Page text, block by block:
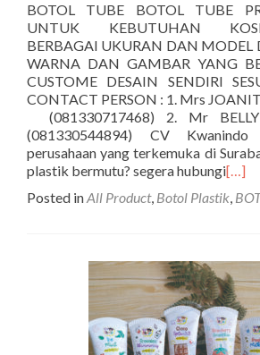
BOTOL TUBE BOTOL TUBE
UNTUK KEBUTUHAN
BERBAGAI UKURAN DAN MODEL
WARNA DAN GAMBAR YANG
CUSTOME DESAIN SENDIRI
CONTACT PERSON : 1. Mrs
(081330717468) 2. Mr
(081330544894) CV
perusahaan yang terkemuka di
plastik bermutu? segera hubungi[…]
Posted inAll Product, Botol Plastik,